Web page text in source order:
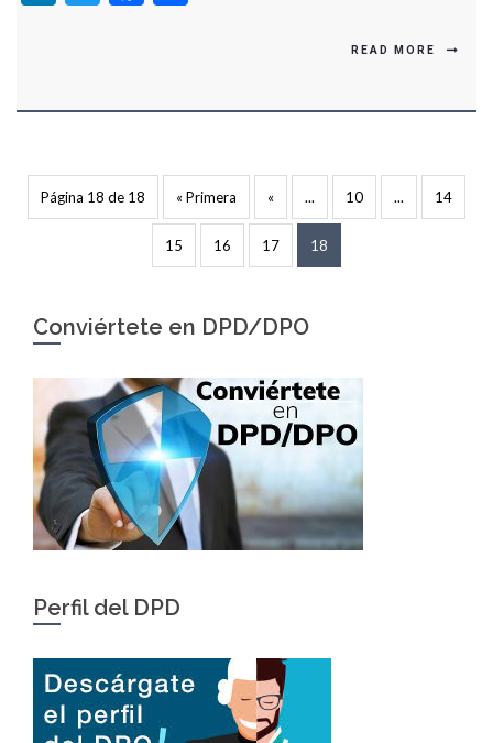
READ MORE
Página 18 de 18 « Primera « ... 10 ... 14
15 16 17 18
Conviértete en DPD/DPO
Perfil del DPD